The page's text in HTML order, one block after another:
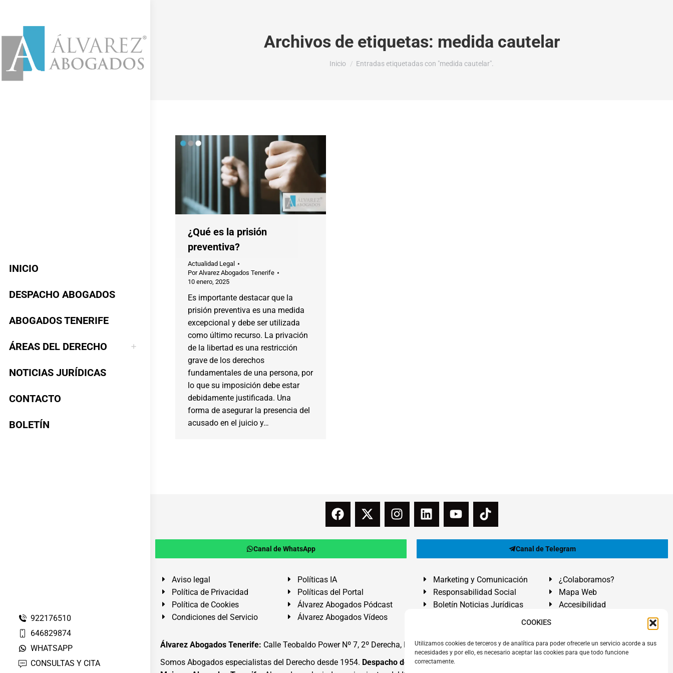
COOKIES
Utilizamos cookies de terceros y de analítica para poder ofrecerle un servicio acorde a sus
necesidades y por ello, es necesario aceptar las cookies para que todo funcione
correctamente.
INICIO
DESPACHO ABOGADOS
ABOGADOS TENERIFE
ÁREAS DEL DERECHO
NOTICIAS JURÍDICAS
CONTACTO
BOLETÍN
922176510
646829874
WHATSAPP
CONSULTAS Y CITA
Archivos de etiquetas: medida cautelar
Estás aquí:
Inicio Entradas etiquetadas con "medida cautelar".
¿Qué es la prisión
preventiva?
Actualidad Legal
PorAlvarez Abogados Tenerife
10 enero, 2025
Es importante destacar que la
prisión preventiva es una medida
excepcional y debe ser utilizada
como último recurso. La privación
de la libertad es una restricción
grave de los derechos
fundamentales de una persona, por
lo que su imposición debe estar
debidamente justificada. Una
forma de asegurar la presencia del
acusado en el juicio y…
Canal de WhatsApp Canal de Telegram
Aviso legal
Política de Privacidad
Política de Cookies
Condiciones del Servicio
Políticas IA
Políticas del Portal
Álvarez Abogados Pódcast
Álvarez Abogados Vídeos
Marketing y Comunicación
Responsabilidad Social
Boletín Noticias Jurídicas
¿Colaboramos?
Mapa Web
Accesibilidad
Álvarez Abogados Tenerife: Calle Teobaldo Power Nº 7, 2º Derecha, El Médano, Granadilla de Abona, Santa Cruz de Tenerife. Islas Canarias.
Somos Abogados especialistas del Derecho desde 1954. Despacho de Abogados El Médano